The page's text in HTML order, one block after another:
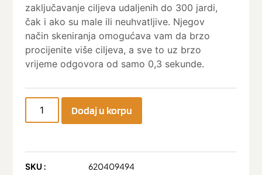
zaključavanje ciljeva udaljenih do 300 jardi,
čak i ako su male ili neuhvatljive. Njegov
način skeniranja omogućava vam da brzo
procijenite više ciljeva, a sve to uz brzo
vrijeme odgovora od samo 0,3 sekunde.
Dodaj u korpu
SKU :
620409494